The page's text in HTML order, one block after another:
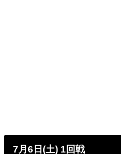
7月6日(土) 1回戦